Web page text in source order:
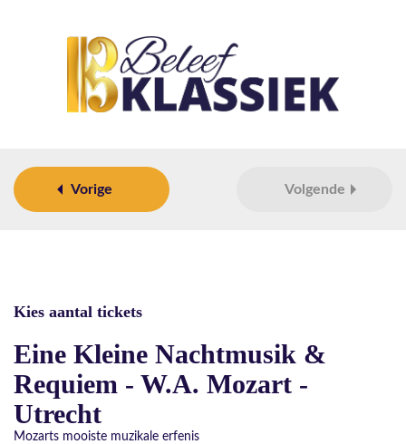
Vorige Volgende
Kies aantal tickets
Eine Kleine Nachtmusik &
Requiem - W.A. Mozart -
Utrecht
Mozarts mooiste muzikale erfenis